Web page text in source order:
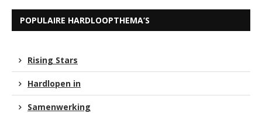
POPULAIRE HARDLOOPTHEMA’S
Rising Stars
Hardlopen in
Samenwerking